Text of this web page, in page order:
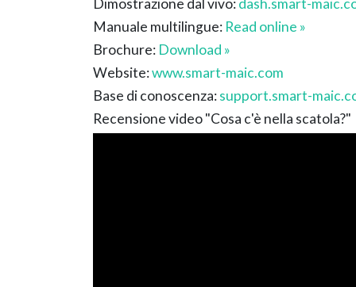
Dimostrazione dal vivo:dash.smart-
Manuale multilingue: Read online »
Brochure: Download »
Website:www.smart-maic.com
Base di conoscenza:support.smart-
Recensione video "Cosa c'è nella scatola?"